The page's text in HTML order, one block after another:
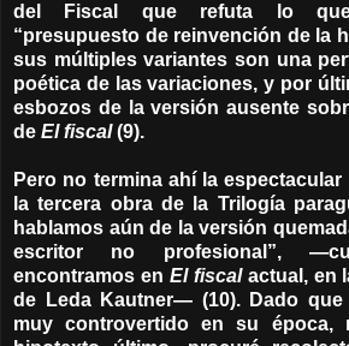
del Fiscal que refuta lo que
“presupuesto de reinvención de la
sus múltiples variantes son una
poética de las variaciones, y por
esbozos de la versión ausente
de El fiscal(9).
Pero no termina ahí la
la tercera obra de la Trilogía
hablamos aún de la versión
escritor no profesional”,
encontramos en El fiscal actual, en
de Leda Kautner— (10). Dado
muy controvertido en su época,